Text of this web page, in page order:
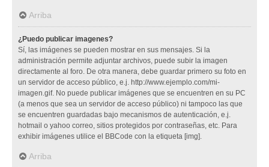
Arriba
¿Puedo publicar imagenes?
Sí, las imágenes se pueden mostrar en sus mensajes. Si la
administración permite adjuntar archivos, puede subir la imagen
directamente al foro. De otra manera, debe guardar primero su foto en
un servidor de acceso público, e.j. http://www.ejemplo.com/mi-
imagen.gif. No puede publicar imágenes que se encuentren en su PC
(a menos que sea un servidor de acceso público) ni tampoco las que
se encuentren guardadas bajo mecanismos de autenticación, e.j.
hotmail o yahoo correo, sitios protegidos por contraseñas, etc. Para
exhibir imágenes utilice el BBCode con la etiqueta [img].
Arriba